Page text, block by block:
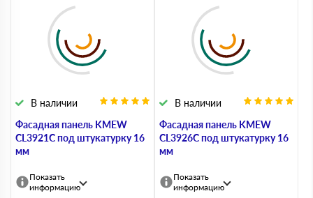
Фасадная панель KMEW
CL3921C под штукатурку 16
мм
В наличии
Показать
информацию
Фасадная панель KMEW
CL3926C под штукатурку 16
мм
В наличии
Показать
информацию